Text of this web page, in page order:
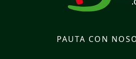
PAUTA CON